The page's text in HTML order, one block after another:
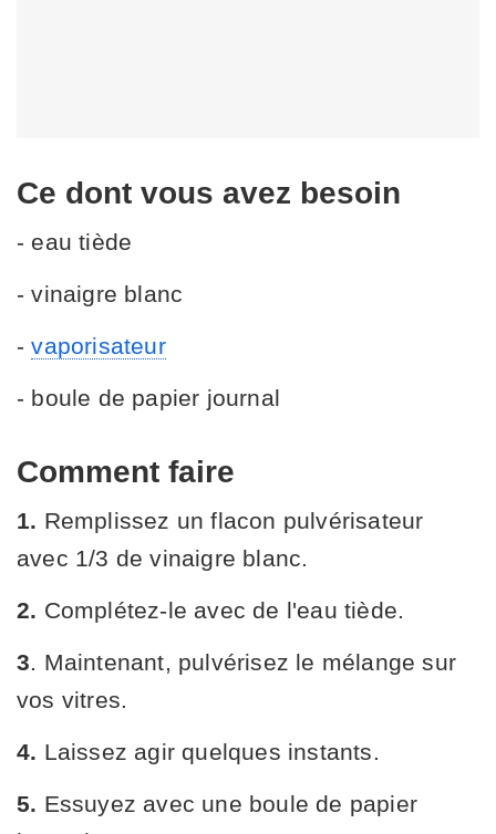
Ce dont vous avez besoin
- eau tiède
- vinaigre blanc
-vaporisateur
- boule de papier journal
Comment faire
1. Remplissez un flacon pulvérisateur
avec 1/3 de vinaigre blanc.
2. Complétez-le avec de l'eau tiède.
3 . Maintenant, pulvérisez le mélange sur
vos vitres.
4. Laissez agir quelques instants.
5. Essuyez avec une boule de papier